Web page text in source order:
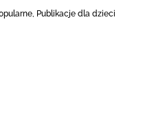
Publikacje dla dzieci